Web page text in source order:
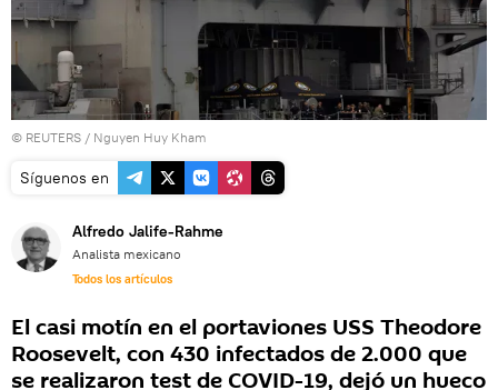
© REUTERS / Nguyen Huy Kham
Síguenos en
Alfredo Jalife-Rahme
Analista mexicano
Todos los artículos
El casi motín en el portaviones USS Theodore
Roosevelt, con 430 infectados de 2.000 que
se realizaron test de COVID-19, dejó un hueco